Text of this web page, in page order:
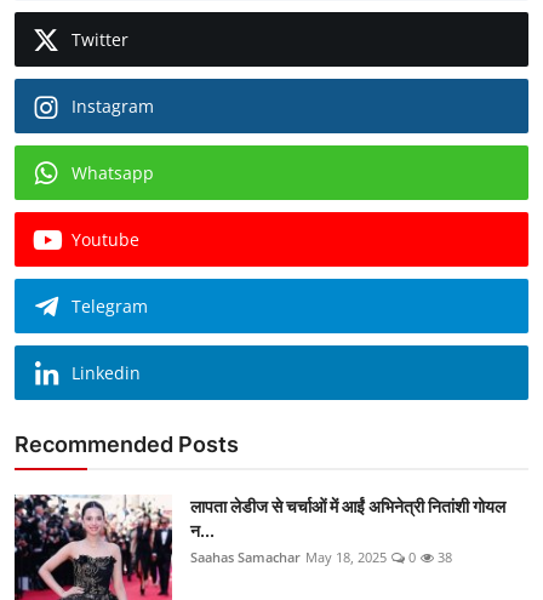
Twitter
Instagram
Whatsapp
Youtube
Telegram
Linkedin
Recommended Posts
लापता लेडीज से चर्चाओं में आईं अभिनेत्री नितांशी गोयल
न...
Saahas Samachar May 18, 2025 0 38